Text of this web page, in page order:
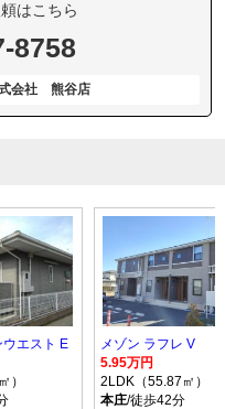
はこちら
8758
会社 熊谷店
エスト E
）
メゾン ラフレ V
5.95万円
2LDK（55.87㎡）
本庄/徒歩42分